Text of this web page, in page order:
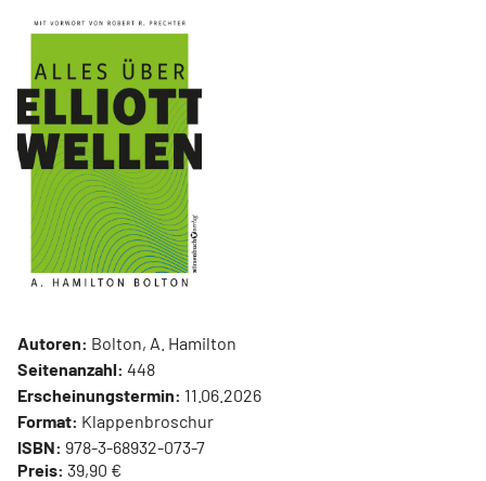
Autoren: Bolton, A. Hamilton
Seitenanzahl: 448
Erscheinungstermin: 11.06.2026
Format: Klappenbroschur
ISBN: 978-3-68932-073-7
Preis: 39,90 €